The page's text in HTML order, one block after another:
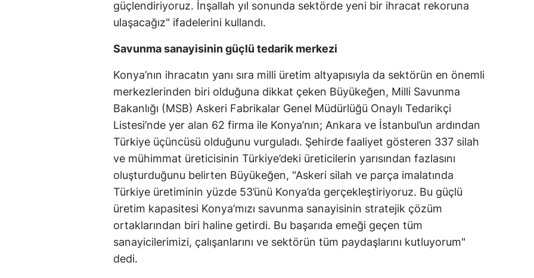
güçlendiriyoruz. İnşallah yıl sonunda sektörde yeni bir ihracat rekoruna
ulaşacağız" ifadelerini kullandı.
Savunma sanayisinin güçlü tedarik merkezi
Konya’nın ihracatın yanı sıra milli üretim altyapısıyla da sektörün en önemli
merkezlerinden biri olduğuna dikkat çeken Büyükeğen, Milli Savunma
Bakanlığı (MSB) Askeri Fabrikalar Genel Müdürlüğü Onaylı Tedarikçi
Listesi’nde yer alan 62 firma ile Konya’nın; Ankara ve İstanbul’un ardından
Türkiye üçüncüsü olduğunu vurguladı. Şehirde faaliyet gösteren 337 silah
ve mühimmat üreticisinin Türkiye’deki üreticilerin yarısından fazlasını
oluşturduğunu belirten Büyükeğen, "Askeri silah ve parça imalatında
Türkiye üretiminin yüzde 53’ünü Konya’da gerçekleştiriyoruz. Bu güçlü
üretim kapasitesi Konya’mızı savunma sanayisinin stratejik çözüm
ortaklarından biri haline getirdi. Bu başarıda emeği geçen tüm
sanayicilerimizi, çalışanlarını ve sektörün tüm paydaşlarını kutluyorum"
dedi.